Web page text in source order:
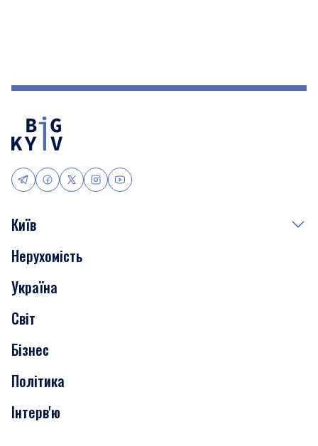
Київ
Події
Скандали
Нерухомість
Транспорт
Нерухомість
Україна
Світ
Бізнес
Політика
Інтерв'ю